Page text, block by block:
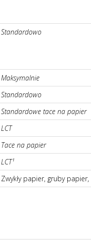
Standardowo
Maksymalnie
Standardowo
Standardowe tace na papier
LCT
Tace na papier
LCT¹
Zwykły papier, gruby